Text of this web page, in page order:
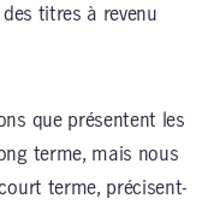
titres à revenu
que présentent les
terme, mais nous
terme, précisent-